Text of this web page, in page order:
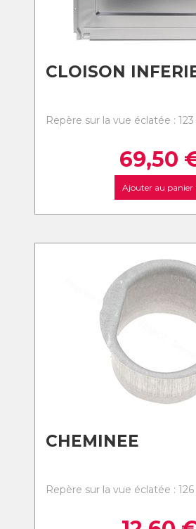
CLOISON
Repère sur la vue éclatée : 123
69,50
Ajouter au panier
CHEMINEE
Repère sur la vue éclatée : 126